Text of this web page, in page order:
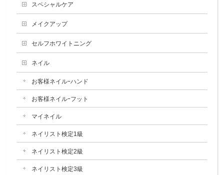
スペシャルケア
メイクアップ
セルフホワイトニング
ネイル
お客様ネイルｰハンド
お客様ネイルｰフット
マイネイル
ネイリスト検定1級
ネイリスト検定2級
ネイリスト検定3級